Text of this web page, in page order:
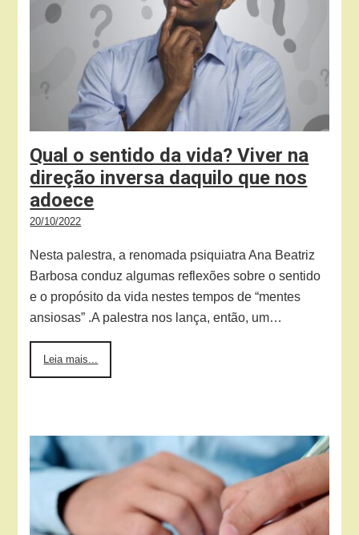
Qual o sentido da vida? Viver na
direção inversa daquilo que nos
adoece
20/10/2022
Nesta palestra, a renomada psiquiatra Ana Beatriz
Barbosa conduz algumas reflexões sobre o sentido
e o propósito da vida nestes tempos de “mentes
ansiosas” .A palestra nos lança, então, um…
Leia mais...